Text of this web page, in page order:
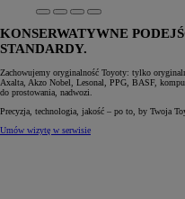
KONSERWATYWNE
STANDARDY.
Zachowujemy oryginalność Toyoty: tylko
Axalta, Akzo Nobel, Lesonal, PPG, BASF,
do prostowania, nadwozi.
Precyzja, technologia, jakość – po to, by Twoja
Umów wizytę w serwisie